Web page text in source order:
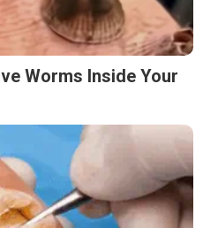
Worms Inside Your